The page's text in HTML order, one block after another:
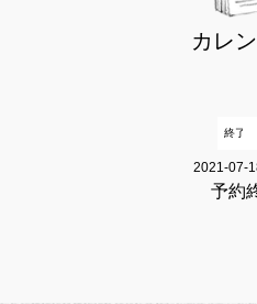
カレ
終了
2021-07-
予約